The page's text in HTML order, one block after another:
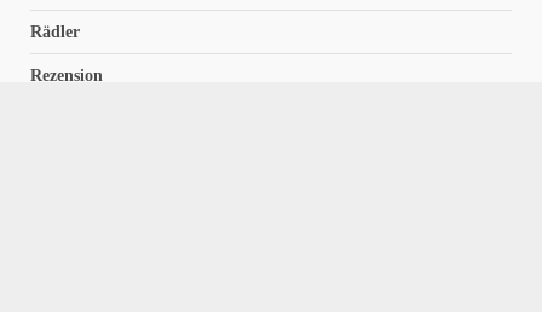
Rädler
Rezension